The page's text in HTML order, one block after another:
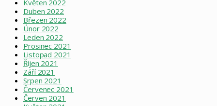
Květen 2022
Duben 2022
Březen 2022
Únor 2022
Leden 2022
Prosinec 2021
Listopad 2021
Říjen 2021
Září 2021
Srpen 2021
Červenec 2021
Červen 2021